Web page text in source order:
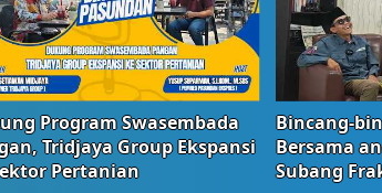
Program Swasembada
Tridjaya Group Ekspansi
Pertanian
Bincang-
Bersama
Subang